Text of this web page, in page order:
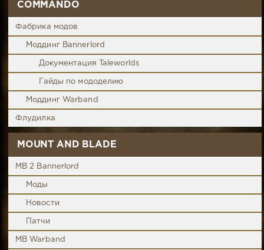
COMMANDO
Фабрика модов
Моддинг Bannerlord
Документация Taleworlds
Гайды по мододелию
Моддинг Warband
Флудилка
MOUNT AND BLADE
MB 2 Bannerlord
Моды
Новости
Патчи
MB Warband